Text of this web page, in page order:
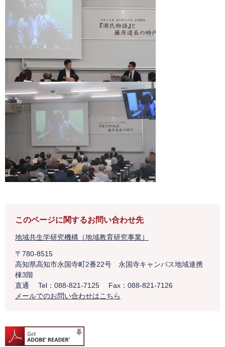
このページに関するお問い合わせ先
地域共生学研究機構（地域教育研究事業）
〒780-8515
高知県高知市永国寺町2番22号 永国寺キャンパス地域連携
棟3階
直通
Tel：088-821-7125
Fax：088-821-7126
メールでのお問い合わせはこちら